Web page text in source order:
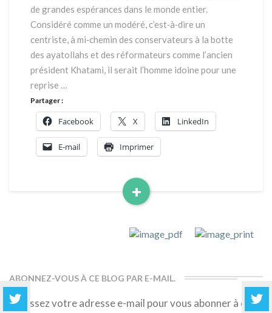
de grandes espérances dans le monde entier.
Considéré comme un modéré, c’est‐à‐dire un
centriste, à mi‐chemin des conservateurs à la botte
des ayatollahs et des réformateurs comme l’ancien
président Khatami, il serait l’homme idoine pour une
reprise …
+
Read
Partager :
Facebook X LinkedIn
E-mail Imprimer
ABONNEZ-VOUS À CE BLOG PAR E-MAIL.
Saisissez votre adresse e-mail pour vous abonner à ce